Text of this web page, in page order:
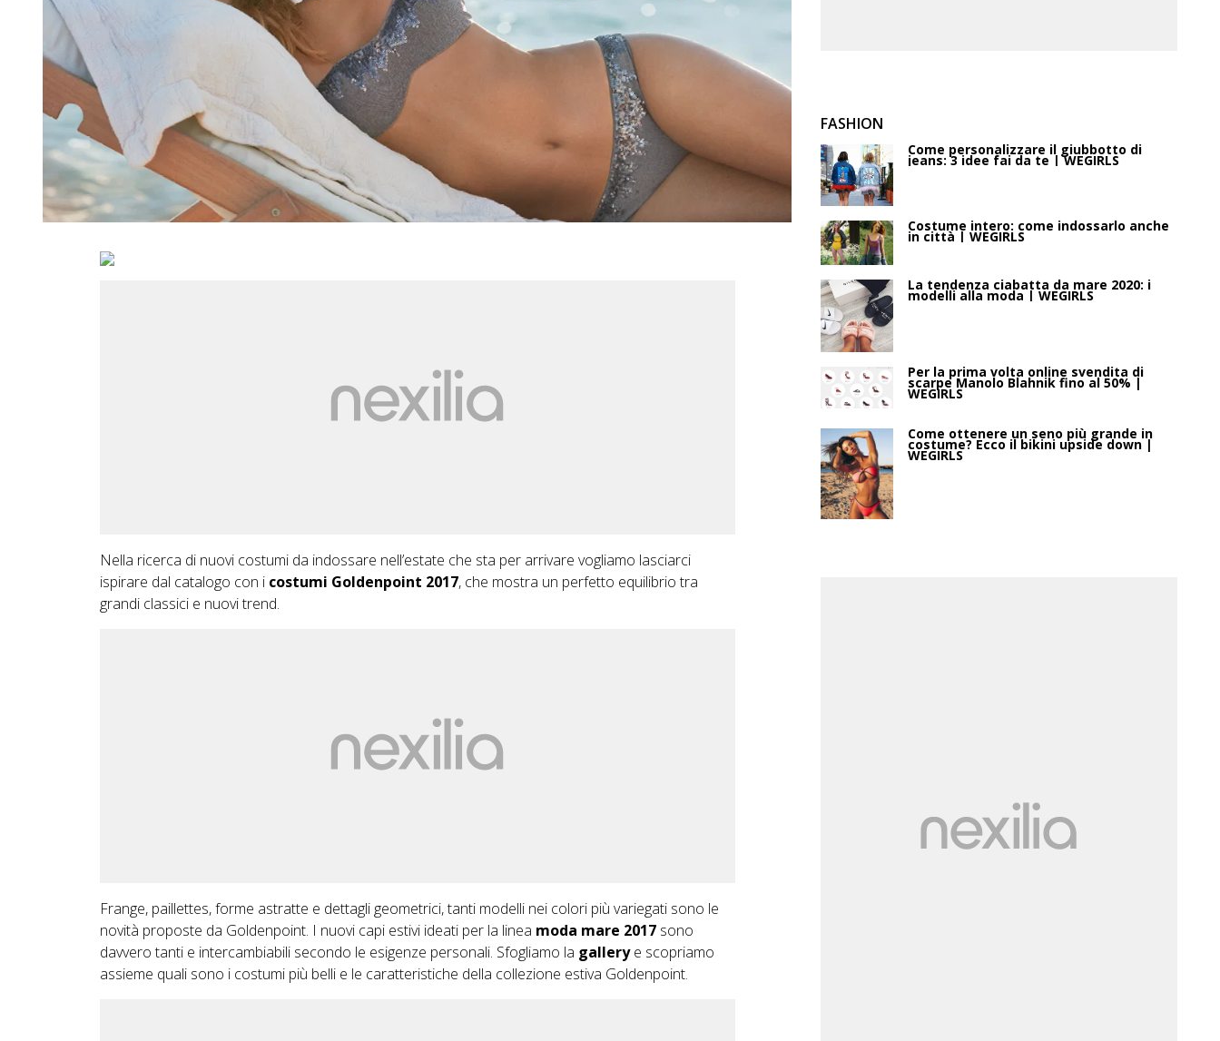
Nella ricerca di nuovi costumi da indossare nell’estate che sta per arrivare vogliamo lasciarci
ispirare dal catalogo con i costumi Goldenpoint 2017, che mostra un perfetto equilibrio tra
grandi classici e nuovi trend.
Frange, paillettes, forme astratte e dettagli geometrici, tanti modelli nei colori più variegati sono le
novità proposte da Goldenpoint. I nuovi capi estivi ideati per la linea moda mare 2017sono
davvero tanti e intercambiabili secondo le esigenze personali. Sfogliamo la gallerye scopriamo
assieme quali sono i costumi più belli e le caratteristiche della collezione estiva Goldenpoint.
FASHION
Come personalizzare il giubbotto di
jeans: 3 idee fai da te | WEGIRLS
Costume intero: come indossarlo anche
in città | WEGIRLS
La tendenza ciabatta da mare 2020: i
modelli alla moda | WEGIRLS
Per la prima volta online svendita di
scarpe Manolo Blahnik fino al 50% |
WEGIRLS
Come ottenere un seno più grande in
costume? Ecco il bikini upside down |
WEGIRLS